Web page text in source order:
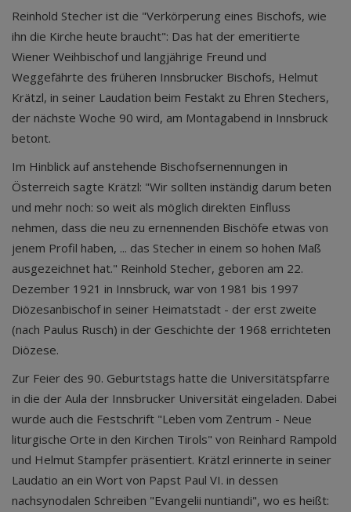
Reinhold Stecher ist die "Verkörperung eines Bischofs, wie
ihn die Kirche heute braucht": Das hat der emeritierte
Wiener Weihbischof und langjährige Freund und
Weggefährte des früheren Innsbrucker Bischofs, Helmut
Krätzl, in seiner Laudation beim Festakt zu Ehren Stechers,
der nächste Woche 90 wird, am Montagabend in Innsbruck
betont.
Im Hinblick auf anstehende Bischofsernennungen in
Österreich sagte Krätzl: "Wir sollten inständig darum beten
und mehr noch: so weit als möglich direkten Einfluss
nehmen, dass die neu zu ernennenden Bischöfe etwas von
jenem Profil haben, ... das Stecher in einem so hohen Maß
ausgezeichnet hat." Reinhold Stecher, geboren am 22.
Dezember 1921 in Innsbruck, war von 1981 bis 1997
Diözesanbischof in seiner Heimatstadt - der erst zweite
(nach Paulus Rusch) in der Geschichte der 1968 errichteten
Diözese.
Zur Feier des 90. Geburtstags hatte die Universitätspfarre
in die der Aula der Innsbrucker Universität eingeladen. Dabei
wurde auch die Festschrift "Leben vom Zentrum - Neue
liturgische Orte in den Kirchen Tirols" von Reinhard Rampold
und Helmut Stampfer präsentiert. Krätzl erinnerte in seiner
Laudatio an ein Wort von Papst Paul VI. in dessen
nachsynodalen Schreiben "Evangelii nuntiandi", wo es heißt: